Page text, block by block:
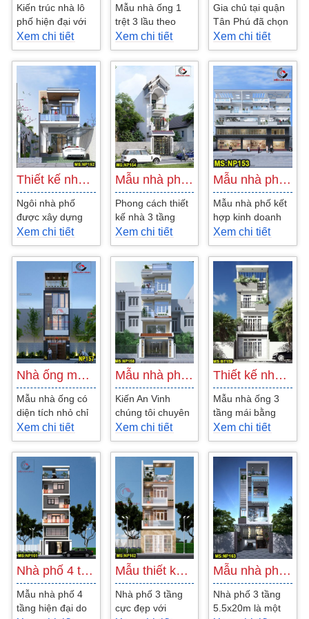
Kiến trúc nhà lô
phố hiện đại với
công năng 3 tầng
được sử dụng
cho 5 thành viên
Xem chi tiết
Mẫu nhà ống 1
trệt 3 lầu theo
phong cách hiện
đại là do gia đình
anh Thanh yêu
cầu thiết...
Xem chi tiết
Gia chủ tại quận
Tân Phú đã chọn
phương án thiết
kế nhà phố 4
tầng hiện đại
lấy...
Xem chi tiết
Thiết kế nhà phố hiện đại sân vườn…
Ngôi nhà phố
được xây dựng
trên mảnh đất
hướng nam với
diện tích 5x23m
cho gia đình...
Xem chi tiết
Mẫu nhà phố 3 lầu phong cách sang trọng…
Phong cách thiết
kế nhà 3 tầng
hiện đại đang rất
được ưa chuộng
bởi sự tiện nghi...
Xem chi tiết
Mẫu nhà phố 4 tầng kết hợp kinh doanh tiệm…
Mẫu nhà phố kết
hợp kinh doanh
tiệm vàng cũng
không làm khó
các kiến trúc sư
của công...
Xem chi tiết
Nhà ống mặt tiền 4m 3 tầng thiết kế tại…
Mẫu nhà ống có
diện tích nhỏ chỉ
4m nhưng bù lại
có chiều dài tới
20m vẫn đủ
điều...
Xem chi tiết
Mẫu nhà phố 3 tầng đẹp hiện đại tại…
Kiến An Vinh
chúng tôi chuyên
thiết kế nhà phố
theo phong cách
hiện đại và đa số
khách...
Xem chi tiết
Thiết kế nhà ống 3 tầng 1 tum đẹp hiện…
Mẫu nhà ống 3
tầng mái bằng
đang được rất
nhiều gia đình
trung lưu và bình
dân lựa...
Xem chi tiết
Nhà phố 4 tầng 1 tum 1 lửng 1 sân thượng…
Mẫu nhà phố 4
tầng hiện đại do
Mẫu thiết kế nhà phố 3 tầng 1 tum không…
Nhà phố 3 tầng
cực đẹp với
Mẫu nhà phố 3 tầng 1 tum có garage đẹp…
Nhà phố 3 tầng
5.5x20m là một